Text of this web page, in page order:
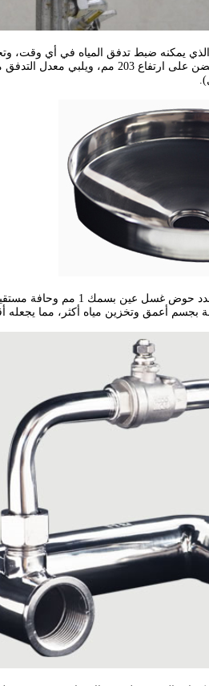
يمكنه ضبط تدفق المياه في أي وقت،
: حدد حوض غسل عين
بجسم أعمق وتخزين مياه أكثر، مما يجعله